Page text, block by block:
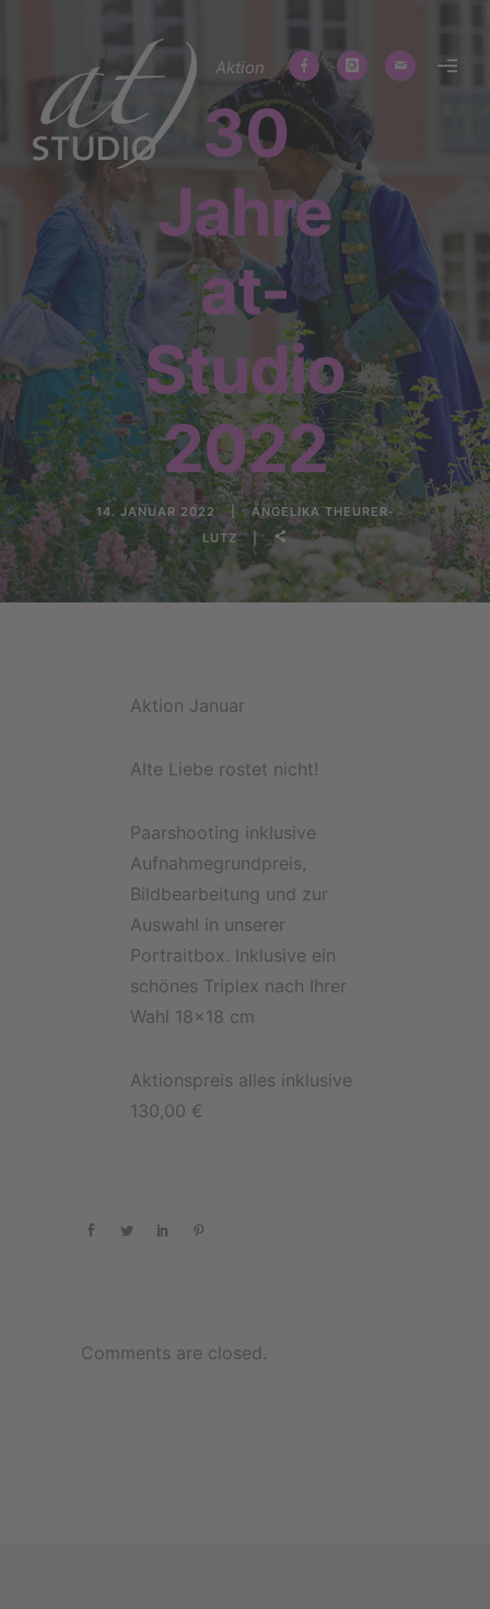
Aktion
30
Jahre
at-
Studio
2022
14. JANUAR 2022
ANGELIKA THEURER-
LUTZ
Aktion Januar
Alte Liebe rostet nicht!
Paarshooting inklusive
Aufnahmegrundpreis,
Bildbearbeitung und zur
Auswahl in unserer
Portraitbox. Inklusive ein
schönes Triplex nach Ihrer
Wahl 18×18 cm
Aktionspreis alles inklusive
130,00 €
Comments are closed.